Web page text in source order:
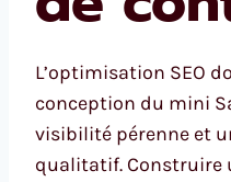
L’optimisation SEO
conception du mini
visibilité pérenne et
qualitatif. Construire